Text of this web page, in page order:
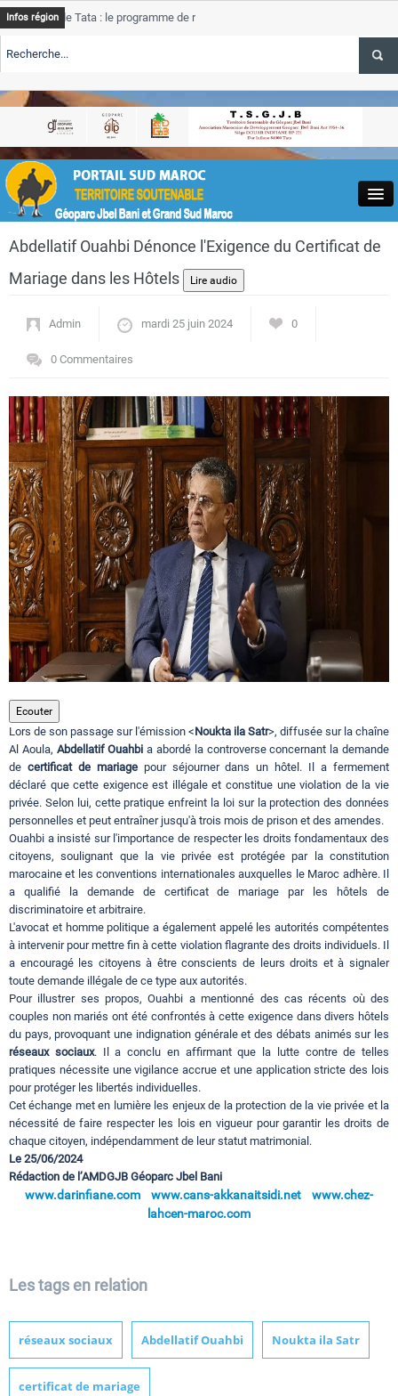
Close
Actualités
Circuits touristiques
Tourisme
Régions
Hotels
Evenements
Contact
Infos région
de Tata : le programme de rehabilitation post-inondations
TSGJB Tourisme : l’ONMT renforce l’aerien a Dakhla et
Tata
service
TSGJB Tourisme au Maroc : Transavia renforce les vols Paris-
Abdellatif Ouahbi Dénonce l'Exigence du Certificat de
Mariage dans les Hôtels
Admin mardi 25 juin 2024 0
0 Commentaires
Ecouter
Lors de son passage sur l'émission <Noukta ila Satr>, diffusée sur la chaîne
Al Aoula, Abdellatif Ouahbi a abordé la controverse concernant la demande
de certificat de mariagepour séjourner dans un hôtel. Il a fermement
déclaré que cette exigence est illégale et constitue une violation de la vie
privée. Selon lui, cette pratique enfreint la loi sur la protection des données
personnelles et peut entraîner jusqu'à trois mois de prison et des amendes.
Ouahbi a insisté sur l'importance de respecter les droits fondamentaux des
citoyens, soulignant que la vie privée est protégée par la constitution
marocaine et les conventions internationales auxquelles le Maroc adhère. Il
a qualifié la demande de certificat de mariage par les hôtels de
discriminatoire et arbitraire.
L'avocat et homme politique a également appelé les autorités compétentes
à intervenir pour mettre fin à cette violation flagrante des droits individuels. Il
a encouragé les citoyens à être conscients de leurs droits et à signaler
toute demande illégale de ce type aux autorités.
Pour illustrer ses propos, Ouahbi a mentionné des cas récents où des
couples non mariés ont été confrontés à cette exigence dans divers hôtels
du pays, provoquant une indignation générale et des débats animés sur les
réseaux sociaux. Il a conclu en affirmant que la lutte contre de telles
pratiques nécessite une vigilance accrue et une application stricte des lois
pour protéger les libertés individuelles.
Cet échange met en lumière les enjeux de la protection de la vie privée et la
nécessité de faire respecter les lois en vigueur pour garantir les droits de
chaque citoyen, indépendamment de leur statut matrimonial.
Le 25/06/2024
Rédaction de l’AMDGJB Géoparc Jbel Bani
www.darinfiane.com www.cans-akkanaitsidi.net
www.chez-
lahcen-maroc.com
Les tags en relation
réseaux sociaux Abdellatif Ouahbi Noukta ila Satr
certificat de mariage